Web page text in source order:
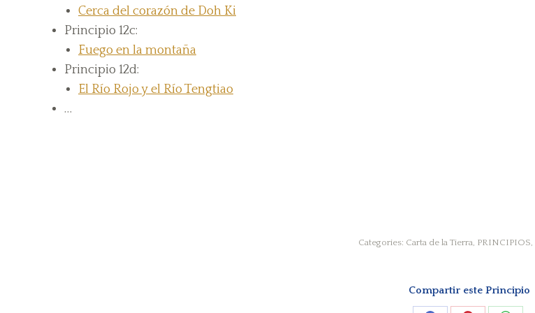
Cerca del corazón de Doh Ki
Principio 12c:
Fuego en la montaña
Principio 12d:
El Río Rojo y el Río Tengtiao
…
Categories: Carta de la Tierra PRINCIPIOS
Compartir este Principio